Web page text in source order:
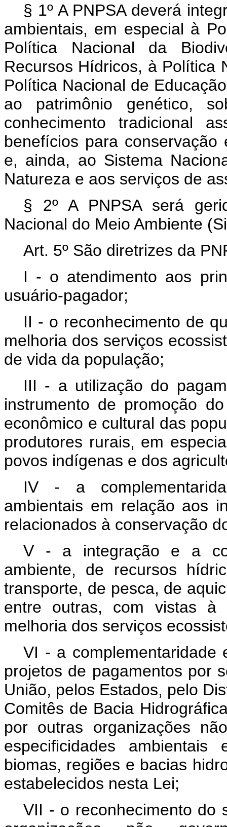
§ 1º A PNPSA deverá
ambientais, em especial à
Política Nacional da
Recursos Hídricos, à Política
Política Nacional de
ao patrimônio genético,
conhecimento tradicional
benefícios para
e, ainda, ao Sistema
Natureza e aos serviços de
§ 2º A PNPSA será
Nacional do Meio Ambiente
Art. 5º São diretrizes da
I - o atendimento aos
usuário-pagador;
II - o reconhecimento de
melhoria dos serviços
de vida da população;
III - a utilização do
instrumento de promoção
econômico e cultural das
produtores rurais, em
povos indígenas e dos
IV - a
ambientais em relação aos
relacionados à conservação
V - a integração e a
ambiente, de recursos
transporte, de pesca, de
entre outras, com vistas à
melhoria dos serviços
VI - a complementaridade
projetos de pagamentos por
União, pelos Estados, pelo
Comitês de Bacia
por outras organizações
especificidades ambientais
biomas, regiões e bacias
estabelecidos nesta Lei;
VII - o reconhecimento do